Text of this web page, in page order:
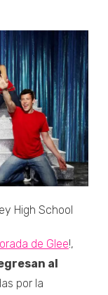
High School
de Glee!,
al
por la